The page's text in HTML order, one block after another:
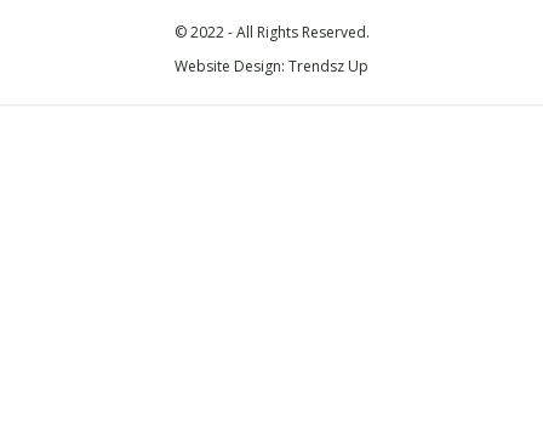
© 2022 - All Rights Reserved.
Website Design: Trendsz Up